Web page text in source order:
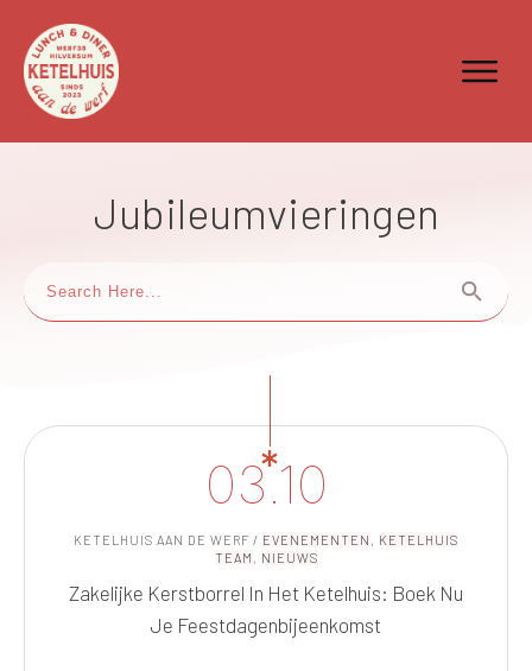
Jubileumvieringen
03.10
KETELHUIS AAN DE WERF / EVENEMENTEN , KETELHUIS
TEAM , NIEUWS
Zakelijke Kerstborrel In Het Ketelhuis: Boek Nu
Je Feestdagenbijeenkomst